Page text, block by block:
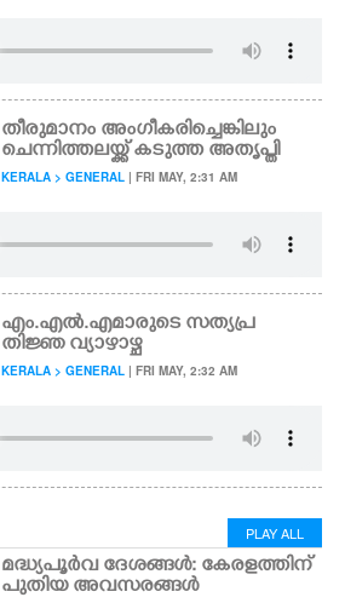
തീരുമാനം അംഗീകരിച്ചെങ്കിലും
ചെന്നിത്തലയ്ക്ക് കടുത്ത അതൃപ്തി
KERALA > GENERAL | FRI MAY, 2:31 AM
എം.എൽ.എമാരുടെ സത്യപ്ര
തിജ്ഞ വ്യാഴാഴ്ച
KERALA > GENERAL | FRI MAY, 2:32 AM
PLAY ALL
മദ്ധ്യപൂർവ ദേശങ്ങൾ: കേരളത്തിന്
പുതിയ അവസരങ്ങൾ